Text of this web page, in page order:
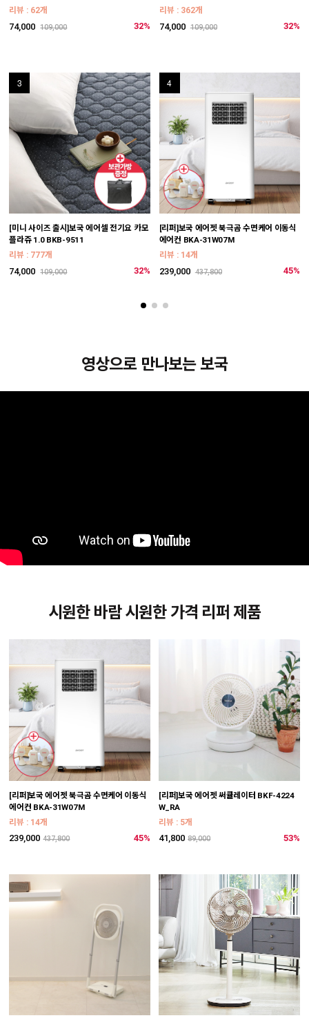
리뷰 : 62개
32%
74,000 109,000
리뷰 : 362개
32%
74,000 109,000
3
[미니 사이즈 출시]보국 에어셀 전기요 카모
플라쥬 1.0 BKB-9511
리뷰 : 777개
32%
74,000 109,000
4
[리퍼]보국 에어젯 북극곰 수면케어 이동식
에어컨 BKA-31W07M
리뷰 : 14개
45%
239,000 437,800
영상으로 만나보는 보국
시원한 바람 시원한 가격 리퍼 제품
[리퍼]보국 에어젯 북극곰 수면케어 이동식
에어컨 BKA-31W07M
리뷰 : 14개
239,000 437,800 45%
[리퍼]보국 에어젯 써큘레이터 BKF-4224
W_RA
리뷰 : 5개
41,800 89,000 53%